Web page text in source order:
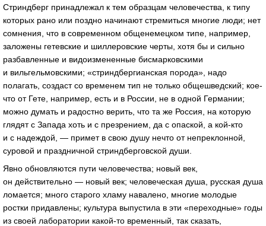
Стриндберг принадлежал к тем образцам человечества, к типу
которых рано или поздно начинают стремиться многие люди; нет
сомнения, что в современном общенемецком типе, например,
заложены гетевские и шиллеровские черты, хотя бы и сильно
разбавленные и видоизмененные бисмарковскими
и вильгельмовскими; «стриндбергианская порода», надо
полагать, создаст со временем тип не только общешведский; кое-
что от Гете, например, есть и в России, не в одной Германии;
можно думать и радостно верить, что та же Россия, на которую
глядят с Запада хоть и с презрением, да с опаской, а кой-кто
и с надеждой, — примет в свою душу нечто от непреклонной,
суровой и праздничной стриндберговской души.
Явно обновляются пути человечества; новый век,
он действительно — новый век; человеческая душа, русская душа
ломается; много старого хламу навалено, многие молодые
ростки придавлены; культура выпустила в эти «переходные» годы
из своей лаборатории какой-то временный, так сказать,